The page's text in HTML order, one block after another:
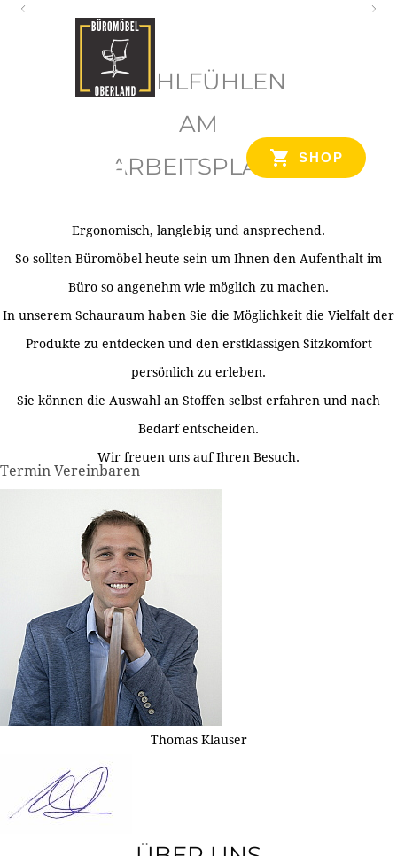
SHOP
WOHLFÜHLEN
AM
ARBEITSPLATZ
Ergonomisch, langlebig und ansprechend.
So sollten Büromöbel heute sein um Ihnen den Aufenthalt im
Büro so angenehm wie möglich zu machen.
In unserem Schauraum haben Sie die Möglichkeit die Vielfalt der
Produkte zu entdecken und den erstklassigen Sitzkomfort
persönlich zu erleben.
Sie können die Auswahl an Stoffen selbst erfahren und nach
Bedarf entscheiden.
Wir freuen uns auf Ihren Besuch.
Termin Vereinbaren
Thomas Klauser